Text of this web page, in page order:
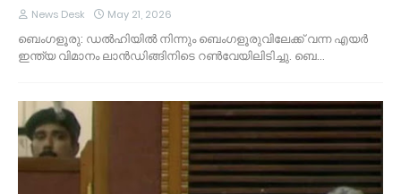
News Desk May 21, 2026
ബെംഗളൂരു: ഡൽഹിയിൽ നിന്നും ബെംഗളൂരുവിലേക്ക് വന്ന എയർ
ഇന്ത്യ വിമാനം ലാൻഡിങ്ങിനിടെ റൺവേയിലിടിച്ചു. ബെ…